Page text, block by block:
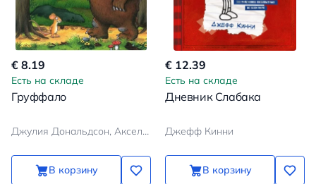
€ 8.19
Есть на складе
Груффало
Джулия Дональдсон, Аксель Шеффлер
В корзину
€ 12.39
Есть на складе
Дневник Слабака
Джефф Кинни
В корзину